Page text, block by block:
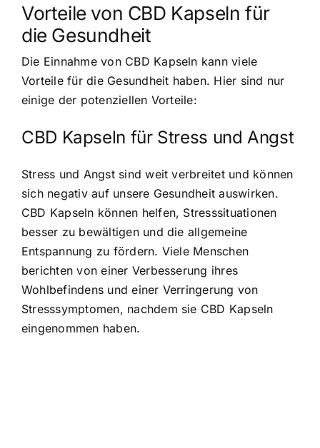
Vorteile von CBD Kapseln für
die Gesundheit
Die Einnahme von CBD Kapseln kann viele
Vorteile für die Gesundheit haben. Hier sind nur
einige der potenziellen Vorteile:
CBD Kapseln für Stress und Angst
Stress und Angst sind weit verbreitet und können
sich negativ auf unsere Gesundheit auswirken.
CBD Kapseln können helfen, Stresssituationen
besser zu bewältigen und die allgemeine
Entspannung zu fördern. Viele Menschen
berichten von einer Verbesserung ihres
Wohlbefindens und einer Verringerung von
Stresssymptomen, nachdem sie CBD Kapseln
eingenommen haben.